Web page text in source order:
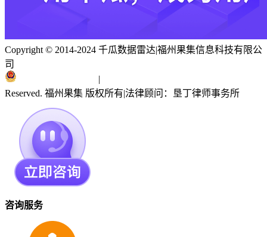
Copyright © 2014-2024 千瓜数据雷达|福州果集信息科技有限公
司
|
Reserved. 福州果集 版权所有|法律顾问：垦丁律师事务所
咨询服务